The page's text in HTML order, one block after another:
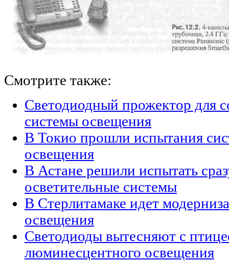
Смотрите также:
Светодиодный прожектор для
системы освещения
В Токио прошли испытания
освещения
В Астане решили испытать
осветительные системы
В Стерлитамаке идет
освещения
Светодиоды вытесняют c
люминесцентного освещения